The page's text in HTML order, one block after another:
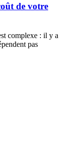
de votre
complexe : il y a
pas